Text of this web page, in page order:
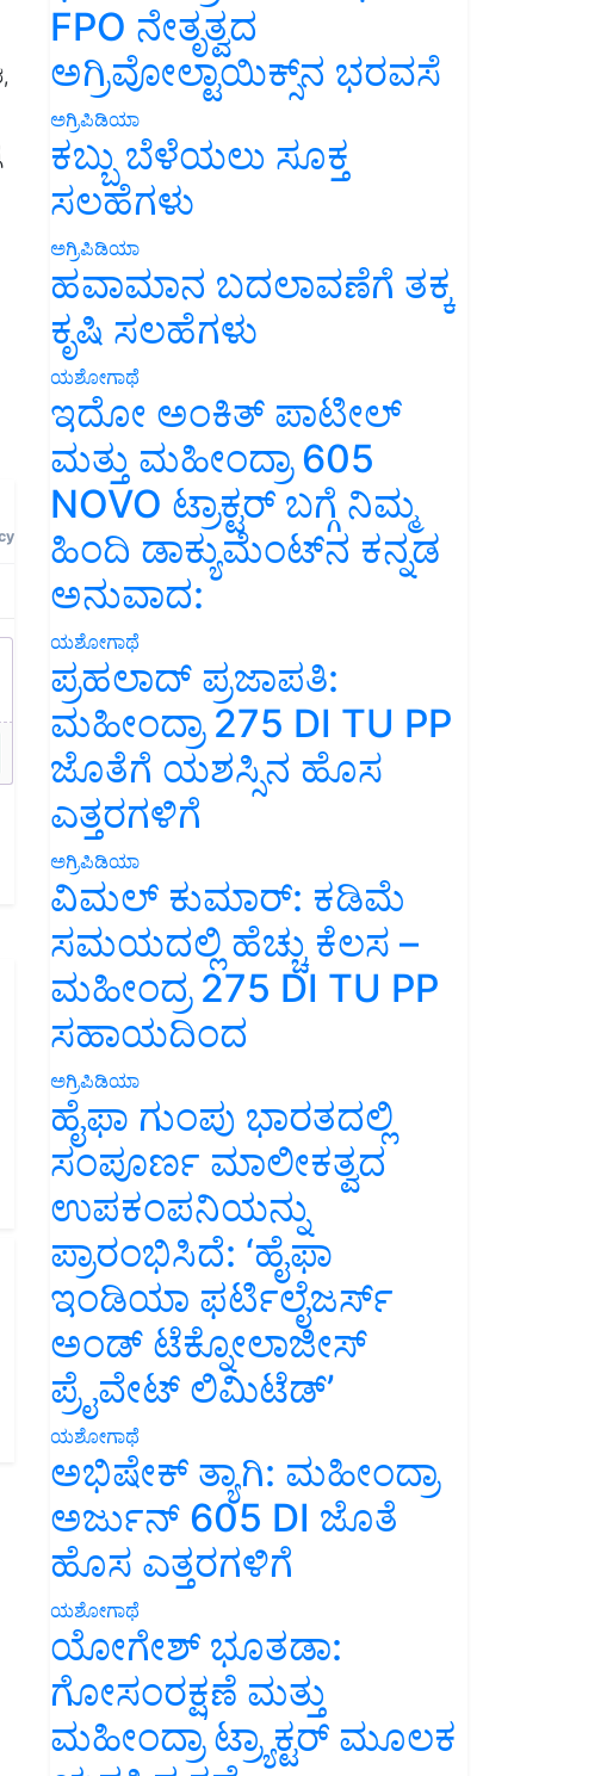
FPO ನೇತೃತ್ವದ
ಅಗ್ರಿವೋಲ್ಟಾಯಿಕ್ಸ್‌ನ ಭರವಸೆ
ಅಗ್ರಿಪಿಡಿಯಾ
ಕಬ್ಬು ಬೆಳೆಯಲು ಸೂಕ್ತ
ಸಲಹೆಗಳು
ಅಗ್ರಿಪಿಡಿಯಾ
ಹವಾಮಾನ ಬದಲಾವಣೆಗೆ ತಕ್ಕ
ಕೃಷಿ ಸಲಹೆಗಳು
ಯಶೋಗಾಥೆ
ಇದೋ ಅಂಕಿತ್ ಪಾಟೀಲ್
ಮತ್ತು ಮಹೀಂದ್ರಾ 605
NOVO ಟ್ರಾಕ್ಟರ್ ಬಗ್ಗೆ ನಿಮ್ಮ
ಹಿಂದಿ ಡಾಕ್ಯುಮೆಂಟ್‌ನ ಕನ್ನಡ
ಅನುವಾದ:
ಯಶೋಗಾಥೆ
ಪ್ರಹಲಾದ್ ಪ್ರಜಾಪತಿ:
ಮಹೀಂದ್ರಾ 275 DI TU PP
ಜೊತೆಗೆ ಯಶಸ್ಸಿನ ಹೊಸ
ಎತ್ತರಗಳಿಗೆ
ಅಗ್ರಿಪಿಡಿಯಾ
ವಿಮಲ್ ಕುಮಾರ್: ಕಡಿಮೆ
ಸಮಯದಲ್ಲಿ ಹೆಚ್ಚು ಕೆಲಸ –
ಮಹೀಂದ್ರ 275 DI TU PP
ಸಹಾಯದಿಂದ
ಅಗ್ರಿಪಿಡಿಯಾ
ಹೈಫಾ ಗುಂಪು ಭಾರತದಲ್ಲಿ
ಸಂಪೂರ್ಣ ಮಾಲೀಕತ್ವದ
ಉಪಕಂಪನಿಯನ್ನು
ಪ್ರಾರಂಭಿಸಿದೆ: ‘ಹೈಫಾ
ಇಂಡಿಯಾ ಫರ್ಟಿಲೈಜರ್ಸ್
ಅಂಡ್ ಟೆಕ್ನೋಲಾಜೀಸ್
ಪ್ರೈವೇಟ್ ಲಿಮಿಟೆಡ್’
ಯಶೋಗಾಥೆ
ಅಭಿಷೇಕ್ ತ್ಯಾಗಿ: ಮಹೀಂದ್ರಾ
ಅರ್ಜುನ್ 605 DI ಜೊತೆ
ಹೊಸ ಎತ್ತರಗಳಿಗೆ
ಯಶೋಗಾಥೆ
ಯೋಗೇಶ್ ಭೂತಡಾ:
ಗೋಸಂರಕ್ಷಣೆ ಮತ್ತು
ಮಹೀಂದ್ರಾ ಟ್ರ್ಯಾಕ್ಟರ್ ಮೂಲಕ